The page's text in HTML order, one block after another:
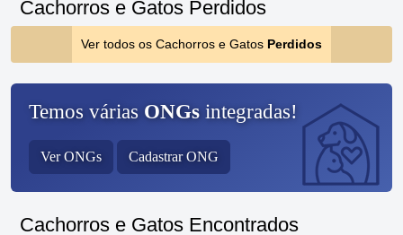
Cachorros e Gatos Perdidos
Ver todos os Cachorros e Gatos Perdidos
Temos várias ONGs integradas!
Ver ONGs Cadastrar ONG
Cachorros e Gatos Encontrados